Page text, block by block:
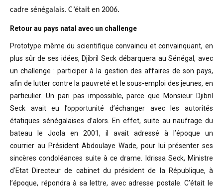
cadre sénégalais. C’était en 2006.
Retour au pays natal avec un challenge
Prototype même du scientifique convaincu et convainquant, en
plus sûr de ses idées, Djibril Seck débarquera au Sénégal, avec
un challenge : participer à la gestion des affaires de son pays,
afin de lutter contre la pauvreté et le sous-emploi des jeunes, en
particulier. Un pari pas impossible, parce que Monsieur Djibril
Seck avait eu l’opportunité d’échanger avec les autorités
étatiques sénégalaises d’alors. En effet, suite au naufrage du
bateau le Joola en 2001, il avait adressé à l’époque un
courrier au Président Abdoulaye Wade, pour lui présenter ses
sincères condoléances suite à ce drame. Idrissa Seck, Ministre
d’Etat Directeur de cabinet du président de
la République, à
l’époque, répondra à sa lettre, avec adresse postale. C’était le